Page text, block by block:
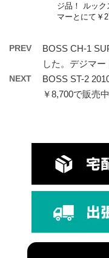
ジ品！ ルッ
マーとにて￥
PREV
BOSS CH-1
した。デジマー
NEXT
BOSS ST-2
￥8,700で販売中